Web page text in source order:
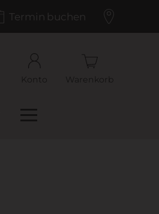
Termin buchen
Konto
Warenkorb